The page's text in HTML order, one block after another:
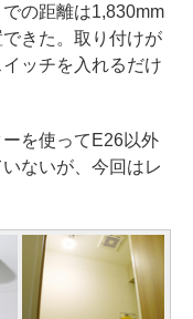
の距離は1,830mm
きた。取り付けが
ッチを入れるだけ
を使ってE26以外
ないが、今回はレ